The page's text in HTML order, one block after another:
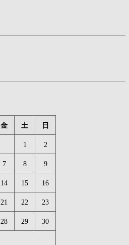
金 土 日
1 2
7 8 9
14 15 16
21 22 23
28 29 30